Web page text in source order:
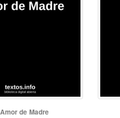
Amor de Madre